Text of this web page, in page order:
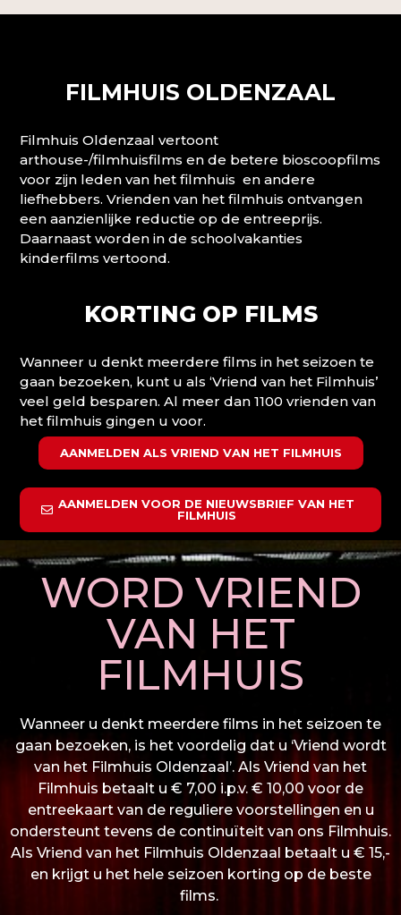
FILMHUIS OLDENZAAL
Filmhuis Oldenzaal vertoont
arthouse-/filmhuisfilms en de betere bioscoopfilms
voor zijn leden van het filmhuis en andere
liefhebbers. Vrienden van het filmhuis ontvangen
een aanzienlijke reductie op de entreeprijs.
Daarnaast worden in de schoolvakanties
kinderfilms vertoond.
KORTING OP FILMS
Wanneer u denkt meerdere films in het seizoen te
gaan bezoeken, kunt u als ‘Vriend van het Filmhuis’
veel geld besparen. Al meer dan 1100 vrienden van
het filmhuis gingen u voor.
AANMELDEN ALS VRIEND VAN HET FILMHUIS
AANMELDEN VOOR DE NIEUWSBRIEF VAN HET
FILMHUIS
WORD VRIEND
VAN HET
FILMHUIS
Wanneer u denkt meerdere films in het seizoen te
gaan bezoeken, is het voordelig dat u ‘Vriend wordt
van het Filmhuis Oldenzaal’. Als Vriend van het
Filmhuis betaalt u € 7,00 i.p.v. € 10,00 voor de
entreekaart van de reguliere voorstellingen en u
ondersteunt tevens de continuïteit van ons Filmhuis.
Als Vriend van het Filmhuis Oldenzaal betaalt u € 15,-
en krijgt u het hele seizoen korting op de beste
films.